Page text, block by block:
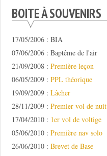
BOITE À SOUVENIRS
17/05/2006 : BIA
07/06/2006 : Baptême de l'air
21/09/2008 : Première leçon
06/05/2009 : PPL théorique
19/09/2009 : Lâcher
28/11/2009 : Premier vol de nuit
17/04/2010 : 1er vol de voltige
05/06/2010 : Première nav solo
26/06/2010 : Brevet de Base